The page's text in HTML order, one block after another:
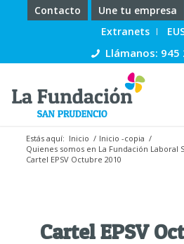
Contacto Une tu empresa
Extranets
Llámanos: 945
Estás aquí: Inicio / Inicio -copia /
Quienes somos en La Fundación Laboral
Cartel EPSV Octubre 2010
Cartel EPSV